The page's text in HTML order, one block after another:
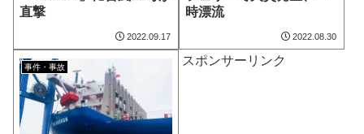
直撃
2022.09.17
時漂流
2022.08.30
事件・事故 スポンサーリンク